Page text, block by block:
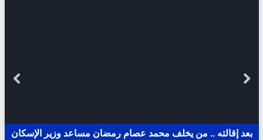
بعد إقالته .. من يخلف محمد عصام رمضان مساعد وزير الإسكان